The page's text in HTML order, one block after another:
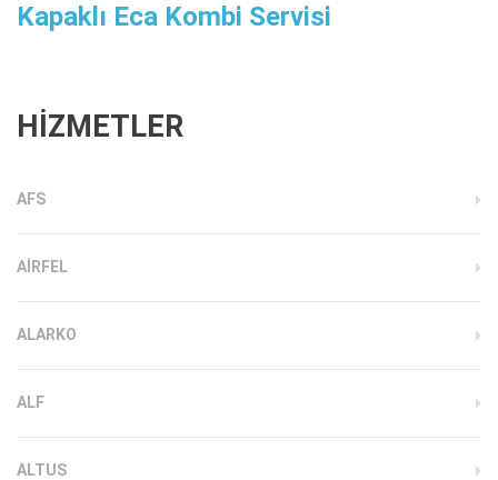
Kapaklı Eca Kombi Servisi
HİZMETLER
AFS
AIRFEL
ALARKO
ALF
ALTUS